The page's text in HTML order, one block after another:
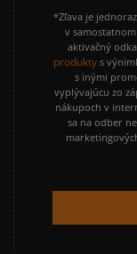
*Zľava je
v
aktivačný
produkty s
s inými
vyplývajúcu zo
nákupoch v
sa na odber